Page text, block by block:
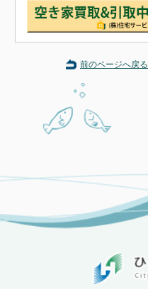
前のページへ戻る